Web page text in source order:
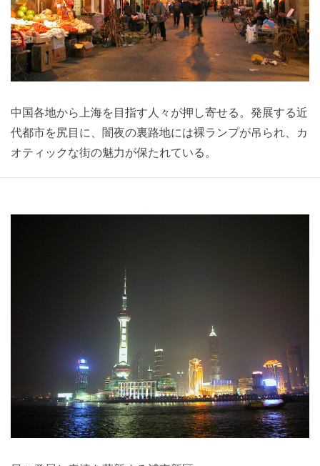
中国各地から上海を目指す人々が押し寄せる。発展する近
代都市を尻目に、闇夜の裏路地には裸ランプが吊られ、カ
オティックな街の魅力が保たれている。